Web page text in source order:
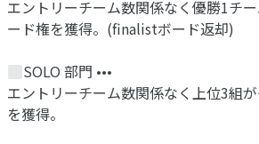
エントリーチーム数関係なく優勝1チ
ード権を獲得。(finalistボード返却)
SOLO 部門 •••
エントリーチーム数関係なく上位3組
を獲得。